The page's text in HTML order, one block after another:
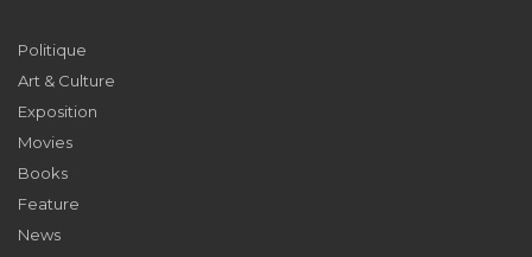
Politique
Art & Culture
Exposition
Movies
Books
Feature
News